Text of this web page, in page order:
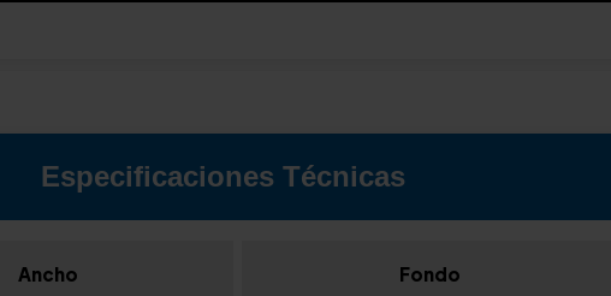
Especificaciones Técnicas
Ancho Fondo